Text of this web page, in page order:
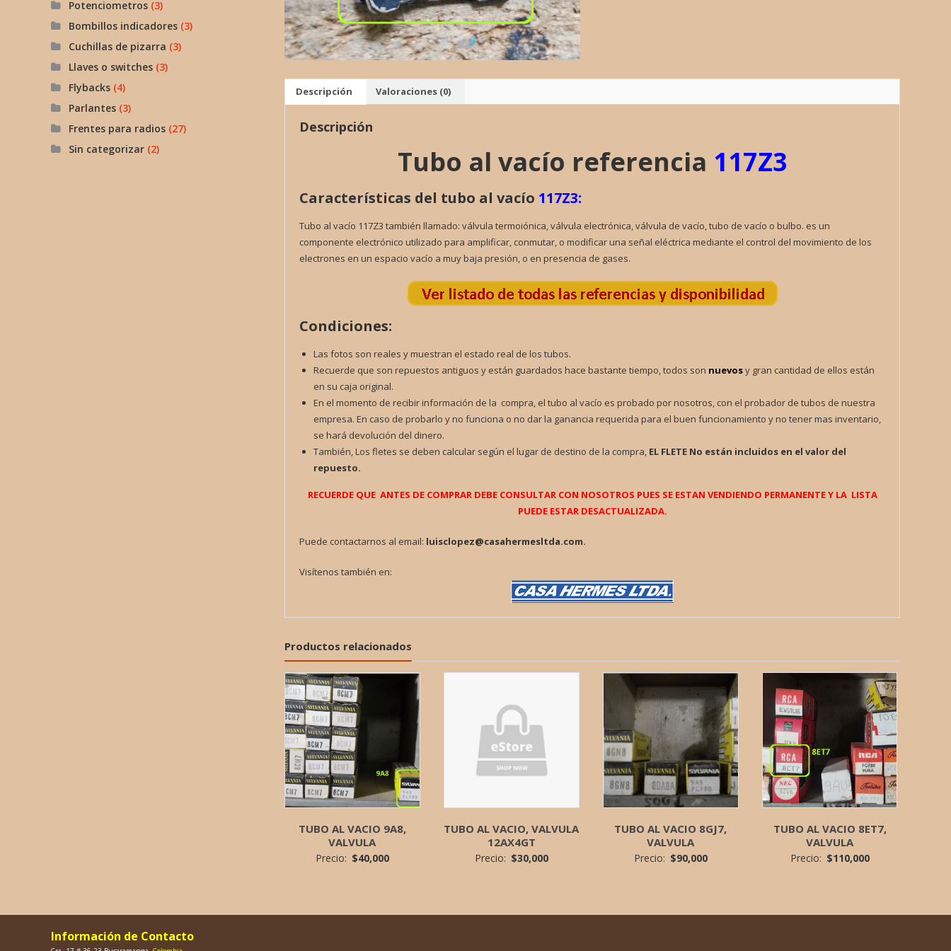
Descripción Valoraciones (0)
Descripción
Tubo al vacío referencia 117Z3
Características del tubo al vacío 117Z3:
Tubo al vacío 117Z3 también llamado: válvula termoiónica, válvula electrónica, válvula de vacío, tubo de vacío o bulbo. es un
componente electrónico utilizado para amplificar, conmutar, o modificar una señal eléctrica mediante el control del movimiento de los
electrones en un espacio vacío a muy baja presión, o en presencia de gases.
Condiciones:
Las fotos son reales y muestran el estado real de los tubos.
Recuerde que son repuestos antiguos y están guardados hace bastante tiempo, todos son nuevosy gran cantidad de ellos están
en su caja original.
En el momento de recibir información de la compra, el tubo al vacío es probado por nosotros, con el probador de tubos de nuestra
empresa. En caso de probarlo y no funciona o no dar la ganancia requerida para el buen funcionamiento y no tener mas inventario,
se hará devolución del dinero.
También, Los fletes se deben calcular según el lugar de destino de la compra, EL FLETE No están incluidos en el valor del
repuesto.
RECUERDE QUE ANTES DE COMPRAR DEBE CONSULTAR CON NOSOTROS PUES SE ESTAN VENDIENDO PERMANENTE Y LA LISTA
PUEDE ESTAR DESACTUALIZADA.
Puede contactarnos al email: luisclopez@casahermesltda.com.
Visítenos también en:
Productos relacionados
TUBO AL VACIO 9A8,
VALVULA
Precio: $40,000
TUBO AL VACIO, VALVULA
12AX4GT
Precio: $30,000
TUBO AL VACIO 8GJ7,
VALVULA
Precio: $90,000
TUBO AL VACIO 8ET7,
VALVULA
Precio: $110,000
Potenciometros (3)
Bombillos indicadores (3)
Cuchillas de pizarra (3)
Llaves o switches (3)
Flybacks (4)
Parlantes (3)
Frentes para radios (27)
Sin categorizar (2)
Información de Contacto